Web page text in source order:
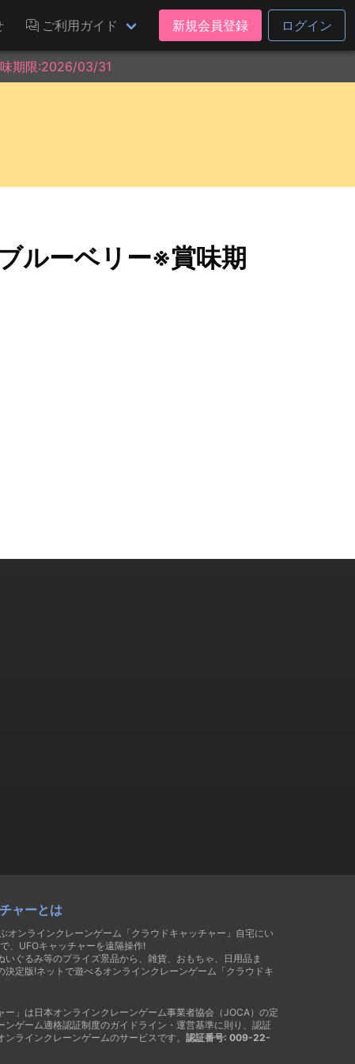
ご利用ガイド 新規会員登録 ログイン
味期限:2026/03/31
ルーベリー※賞味期
ャーとは
オンラインクレーンゲーム「クラウドキャッチャー」自宅にい
、UFOキャッチャーを遠隔操作!
いぐるみ等のプライズ景品から、雑貨、おもちゃ、日用品ま
決定版!ネットで遊べるオンラインクレーンゲーム「クラウドキ
ー」は日本オンラインクレーンゲーム事業者協会（JOCA）の定
ンゲーム適格認証制度のガイドライン・運営基準に則り、認証
ンラインクレーンゲームのサービスです。 認証番号: 009-22-